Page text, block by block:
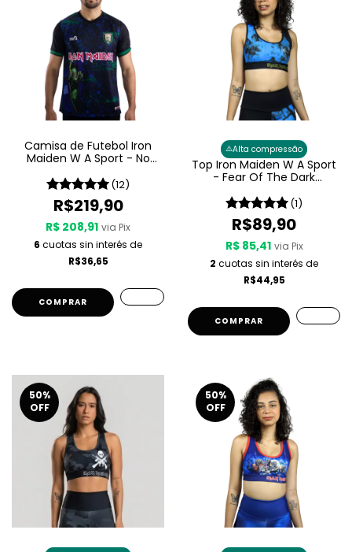
Camisa de Futebol Iron
Maiden W A Sport - No
(12)
R$219,90
R$ 208,91 via Pix
6 cuotas sin interés de
R$36,65
COMPRAR
⚠️Alta compressão
Top Iron Maiden W A Sport
- Fear Of The Dark
(1)
R$89,90
R$ 85,41 via Pix
2 cuotas sin interés de
R$44,95
COMPRAR
50%
OFF
50%
OFF